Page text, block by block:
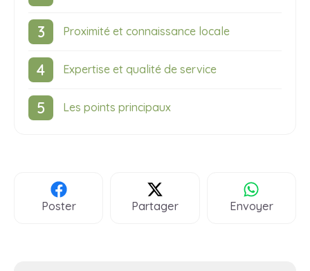
Proximité et connaissance locale
Expertise et qualité de service
Les points principaux
Poster Partager Envoyer